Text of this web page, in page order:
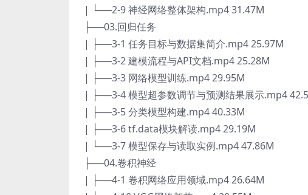
| └──2-9 神经网络整体架构.mp4 31.47M
├──03.回归任务
| ├──3-1 任务目标与数据集简介.mp4 25.97M
| ├──3-2 建模流程与API文档.mp4 25.28M
| ├──3-3 网络模型训练.mp4 29.95M
| ├──3-4 模型超参数调节与预测结果展示.mp4
| ├──3-5 分类模型构建.mp4 40.33M
| ├──3-6 tf.data模块解读.mp4 29.19M
| └──3-7 模型保存与读取实例.mp4 47.86M
├──04.卷积神经
| ├──4-1 卷积网络应用领域.mp4 26.64M